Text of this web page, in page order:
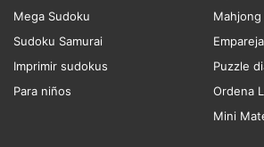
Mega Sudoku
Sudoku Samurai
Imprimir sudokus
Para niños
Mahjong
Puzzle
Ordena
Mini